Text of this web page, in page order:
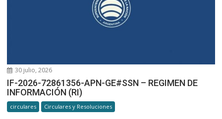
30 julio, 2026
IF-2026-72861356-APN-GE#SSN – REGIMEN DE
INFORMACIÓN (RI)
circulares Circulares y Resoluciones